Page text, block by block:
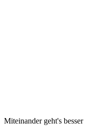
Miteinander geht's besser